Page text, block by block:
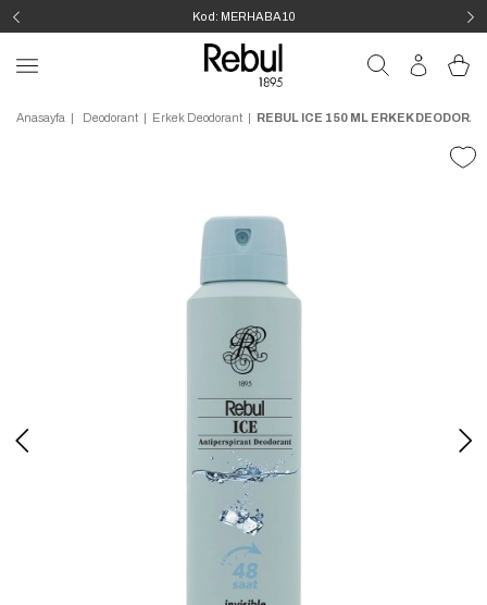
Kod: MERHABA10
Anasayfa Deodorant Erkek Deodorant REBUL ICE 150 ML ERKEK